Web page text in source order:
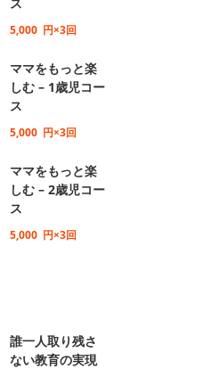
5,000 円×3回
ママをもっと楽
しむ – 1歳児コー
ス
5,000 円×3回
ママをもっと楽
しむ – 2歳児コー
ス
5,000 円×3回
誰一人取り残さ
ない教育の実現